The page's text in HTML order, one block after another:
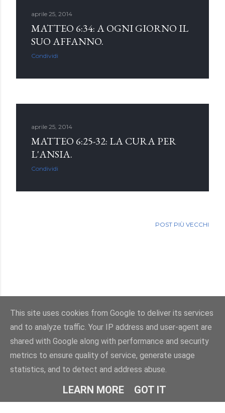
aprile 25, 2014
MATTEO 6:34: A OGNI GIORNO IL
SUO AFFANNO.
Condividi
aprile 25, 2014
MATTEO 6:25-32: LA CURA PER
L'ANSIA.
Condividi
POST PIÙ VECCHI
Powered by Blogger
Immagini dei temi dienot-poloskun
© Salvatore Di Dio 2013-2026.Tutti i diritti sono riservati
This site uses cookies from Google to deliver its services
and to analyze traffic. Your IP address and user-agent are
shared with Google along with performance and security
metrics to ensure quality of service, generate usage
statistics, and to detect and address abuse.
LEARN MORE GOT IT